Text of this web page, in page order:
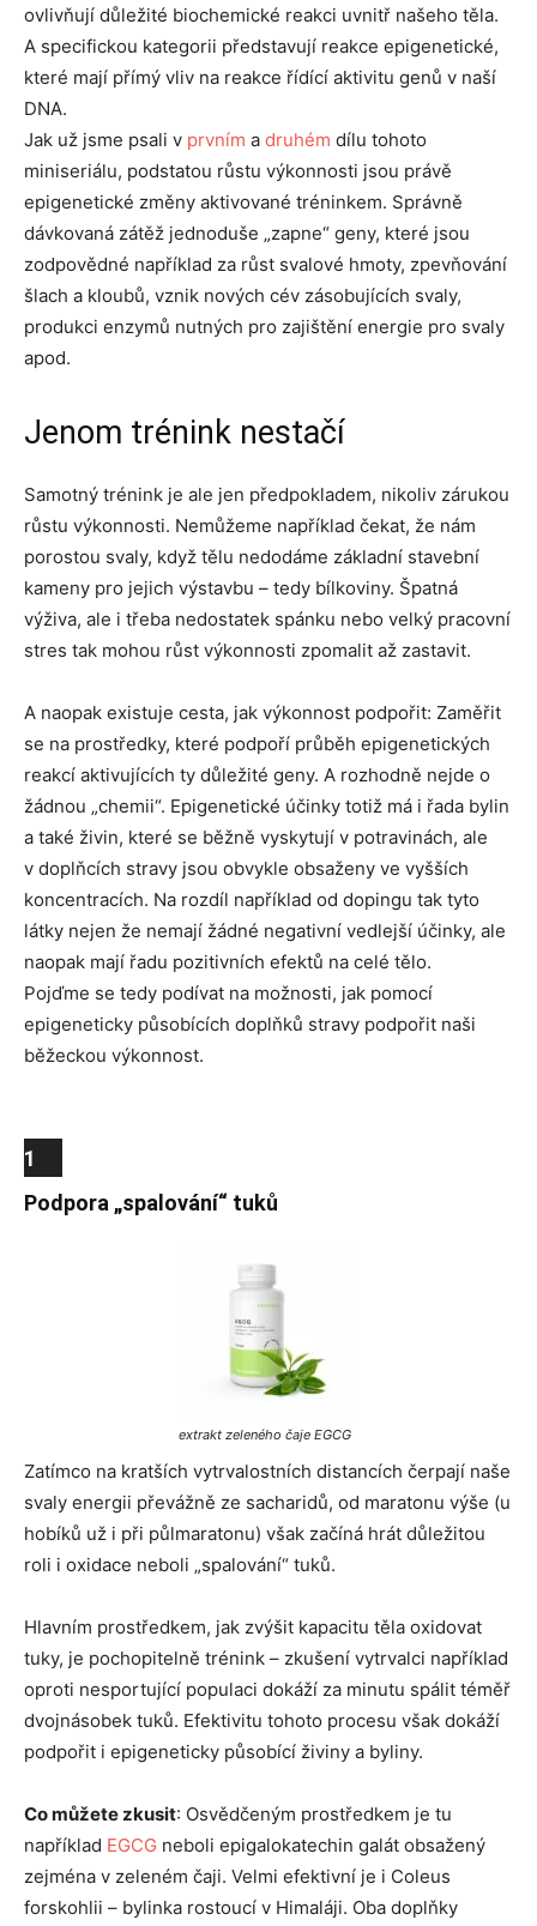
ovlivňují důležité biochemické reakci uvnitř našeho těla.
A specifickou kategorii představují reakce epigenetické,
které mají přímý vliv na reakce řídící aktivitu genů v naší
DNA.
Jak už jsme psali v prvním a druhém dílu tohoto
miniseriálu, podstatou růstu výkonnosti jsou právě
epigenetické změny aktivované tréninkem. Správně
dávkovaná zátěž jednoduše „zapne“ geny, které jsou
zodpovědné například za růst svalové hmoty, zpevňování
šlach a kloubů, vznik nových cév zásobujících svaly,
produkci enzymů nutných pro zajištění energie pro svaly
apod.
Jenom trénink nestačí
Samotný trénink je ale jen předpokladem, nikoliv zárukou
růstu výkonnosti. Nemůžeme například čekat, že nám
porostou svaly, když tělu nedodáme základní stavební
kameny pro jejich výstavbu – tedy bílkoviny. Špatná
výživa, ale i třeba nedostatek spánku nebo velký pracovní
stres tak mohou růst výkonnosti zpomalit až zastavit.
A naopak existuje cesta, jak výkonnost podpořit: Zaměřit
se na prostředky, které podpoří průběh epigenetických
reakcí aktivujících ty důležité geny. A rozhodně nejde o
žádnou „chemii“. Epigenetické účinky totiž má i řada bylin
a také živin, které se běžně vyskytují v potravinách, ale
v doplňcích stravy jsou obvykle obsaženy ve vyšších
koncentracích. Na rozdíl například od dopingu tak tyto
látky nejen že nemají žádné negativní vedlejší účinky, ale
naopak mají řadu pozitivních efektů na celé tělo.
Pojďme se tedy podívat na možnosti, jak pomocí
epigeneticky působících doplňků stravy podpořit naši
běžeckou výkonnost.
extrakt zeleného čaje EGCG
1
Podpora „spalování“ tuků
Zatímco na kratších vytrvalostních distancích čerpají naše
svaly energii převážně ze sacharidů, od maratonu výše (u
hobíků už i při půlmaratonu) však začíná hrát důležitou
roli i oxidace neboli „spalování“ tuků.
Hlavním prostředkem, jak zvýšit kapacitu těla oxidovat
tuky, je pochopitelně trénink – zkušení vytrvalci například
oproti nesportující populaci dokáží za minutu spálit téměř
dvojnásobek tuků. Efektivitu tohoto procesu však dokáží
podpořit i epigeneticky působící živiny a byliny.
Co můžete zkusit: Osvědčeným prostředkem je tu
například EGCG neboli epigalokatechin galát obsažený
zejména v zeleném čaji. Velmi efektivní je i Coleus
forskohlii – bylinka rostoucí v Himaláji. Oba doplňky